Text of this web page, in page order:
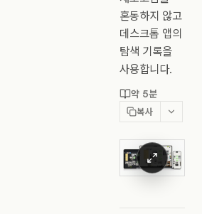
혼동하지 않고
데스크톱 앱의
탐색 기록을
사용합니다.
약 5분
복사